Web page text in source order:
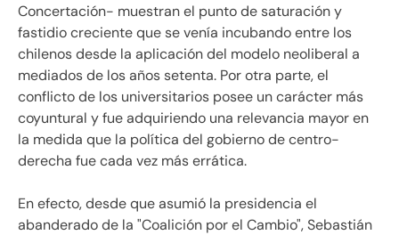
Concertación- muestran el punto de saturación y
fastidio creciente que se venía incubando entre los
chilenos desde la aplicación del modelo neoliberal a
mediados de los años setenta. Por otra parte, el
conflicto de los universitarios posee un carácter más
coyuntural y fue adquiriendo una relevancia mayor en
la medida que la política del gobierno de centro-
derecha fue cada vez más errática.
En efecto, desde que asumió la presidencia el
abanderado de la "Coalición por el Cambio", Sebastián